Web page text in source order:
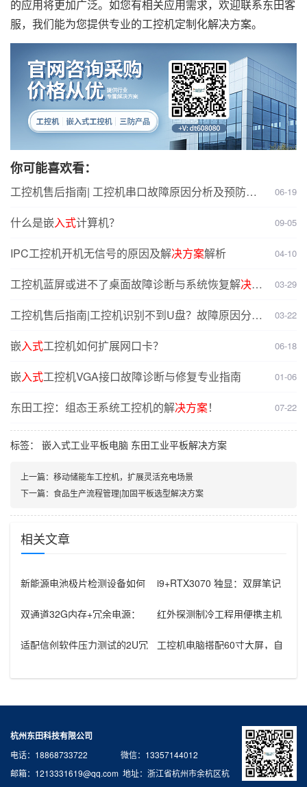
的应用将更加广泛。如您有相关应用需求，欢迎联系东田客
服，我们能为您提供专业的工控机定制化解决方案。
你可能喜欢看：
工控机售后指南| 工控机串口故障原因分析及预防解
06-19
什么是嵌入式计算机？ 09-05
IPC工控机开机无信号的原因及解决方案解析 04-10
工控机蓝屏或进不了桌面故障诊断与系统恢复解决方
03-29
工控机售后指南|工控机识别不到U盘？故障原因分析
03-22
嵌入式工控机如何扩展网口卡？ 06-18
嵌入式工控机VGA接口故障诊断与修复专业指南 01-06
东田工控：组态王系统工控机的解决方案！ 07-22
标签： 嵌入式工业平板电脑 东田工业平板解决方案
上一篇： 移动储能车工控机，扩展灵活充电场景
下一篇： 食品生产流程管理|加固平板选型解决方案
相关文章
新能源电池极片检测设备如何
析
i9+RTX3070 独显：双屏笔记
双通道32G内存+冗余电源：
案
红外探测制冷工程用便携主机
动
适配信创软件压力测试的2U冗
工控机电脑搭配60寸大屏，自
杭州东田科技有限公司
电话：18868733722 微信：13357144012
邮箱：1213331619@qq.com 地址：浙江省杭州市余杭区杭